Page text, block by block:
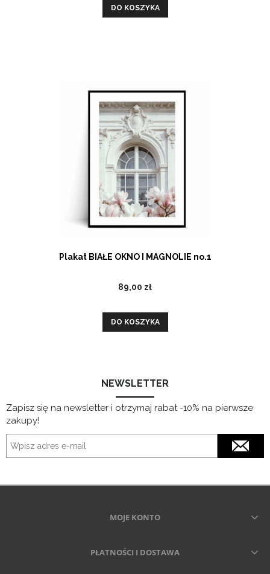
DO KOSZYKA
Plakat BIAŁE OKNO I MAGNOLIE no.1
89,00 zł
DO KOSZYKA
NEWSLETTER
Zapisz się na newsletter i otrzymaj rabat -10% na pierwsze
zakupy!
MOJE KONTO
PŁATNOŚCI I DOSTAWA